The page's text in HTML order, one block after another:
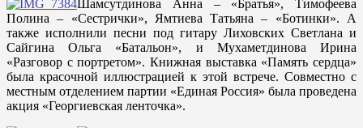
Шамсутдинова Анна – «Братья», Тимофеева
Полина – «Сестрички», Ямтиева Татьяна – «Ботинки». А
также исполнили песни под гитару Лиховских Светлана и
Сайгина Ольга «Батальон», и Мухаметдинова Ирина
«Разговор с портретом». Книжная выставка «Память сердца»
была красочной иллюстрацией к этой встрече. Совместно с
местным отделением партии «Единая Россия» была проведена
акция «Георгиевская ленточка».